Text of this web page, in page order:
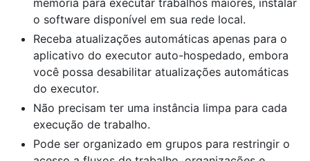
memória para executar trabalhos maiores, instalar
o software disponível em sua rede local.
Receba atualizações automáticas apenas para o
aplicativo do executor auto-hospedado, embora
você possa desabilitar atualizações automáticas
do executor.
Não precisam ter uma instância limpa para cada
execução de trabalho.
Pode ser organizado em grupos para restringir o